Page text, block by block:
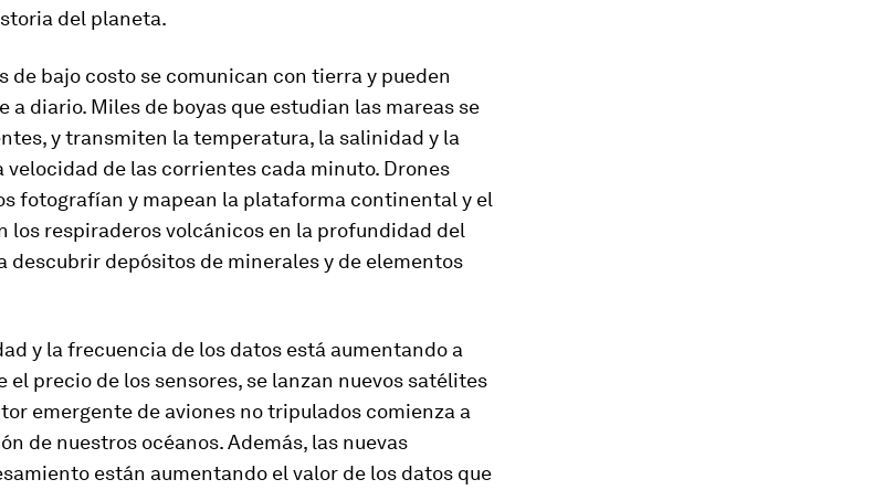
del planeta.
de bajo costo se comunican con tierra y pueden
a diario. Miles de boyas que estudian las mareas se
y transmiten la temperatura, la salinidad y la
velocidad de las corrientes cada minuto. Drones
fotografían y mapean la plataforma continental y el
los respiraderos volcánicos en la profundidad del
descubrir depósitos de minerales y de elementos
y la frecuencia de los datos está aumentando a
el precio de los sensores, se lanzan nuevos satélites
emergente de aviones no tripulados comienza a
de nuestros océanos. Además, las nuevas
están aumentando el valor de los datos que